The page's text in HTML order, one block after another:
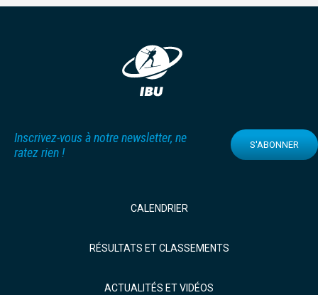
Inscrivez-vous à notre newsletter, ne
ratez rien !
S'ABONNER
CALENDRIER
RÉSULTATS ET CLASSEMENTS
ACTUALITÉS ET VIDÉOS